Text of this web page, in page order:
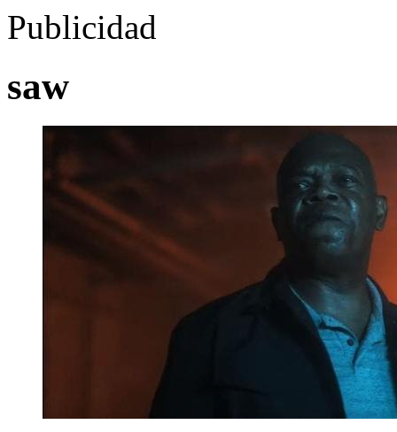
Publicidad
saw